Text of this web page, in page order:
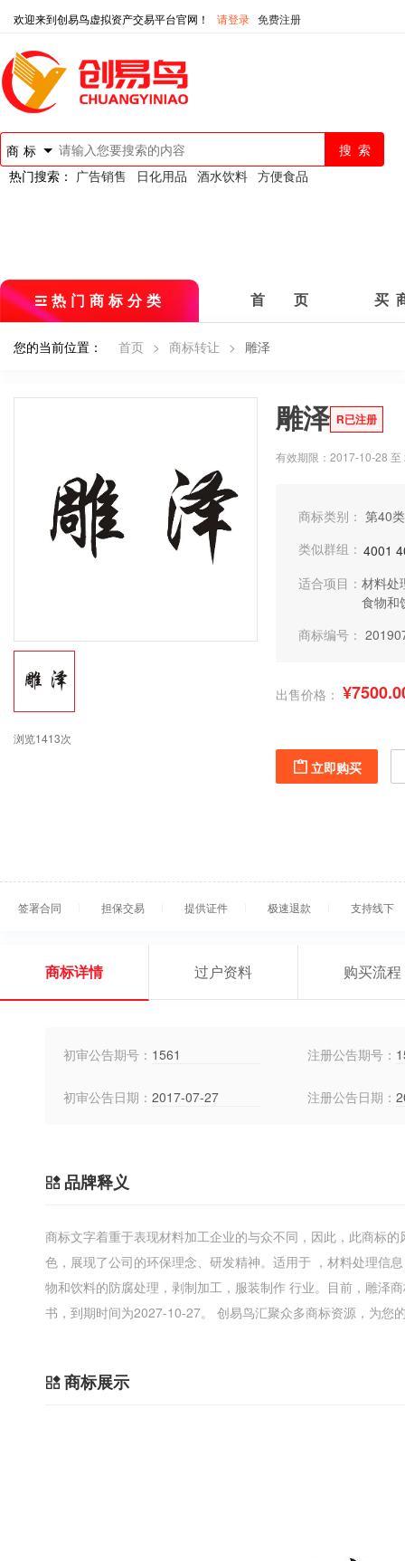
欢迎来到创易鸟虚拟资产交易平台官网！ 请登录 免费注册
商标
热门搜索： 广告销售 日化用品 酒水饮料 方便食品
热门商标分类 首 页 买
您的当前位置： 首页 > 商标转让 > 雕泽
浏览1413次
雕泽 R已注册
有效期限：2017-10-28
商标类别： 第40
类似群组： 4001
适合项目： 材料处
食物和
商标编号：
出售价格：
立即购买
签署合同 担保交易 提供证件 极速退款 支持线下
商标详情 过户资料 购买流程
初审公告期号： 1561 注册公告期号：
初审公告日期： 2017-07-27 注册公告日期：
品牌释义
商标文字着重于表现材料加工企业的与众不同，因此，此商标
色，展现了公司的环保理念、研发精神。适用于 ，材料处理信
物和饮料的防腐处理，剥制加工，服装制作 行业。目前，雕泽
书，到期时间为2027-10-27。 创易鸟汇聚众多商标资源，为您
商标展示